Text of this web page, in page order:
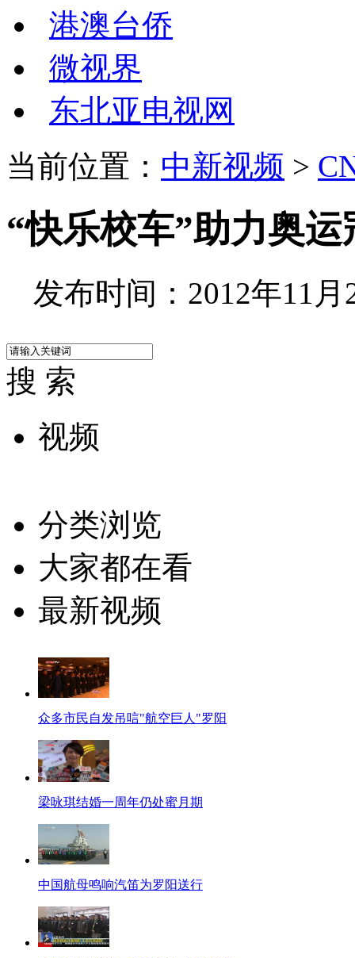
港澳台侨
微视界
东北亚电视网
当前位置： 中新视频 >
“快乐校车”助力奥
发布时间：2012年11月
搜 索
视频
分类浏览
大家都在看
最新视频
众多市民自发吊唁"航空巨人"罗阳
梁咏琪结婚一周年仍处蜜月期
中国航母鸣响汽笛为罗阳送行